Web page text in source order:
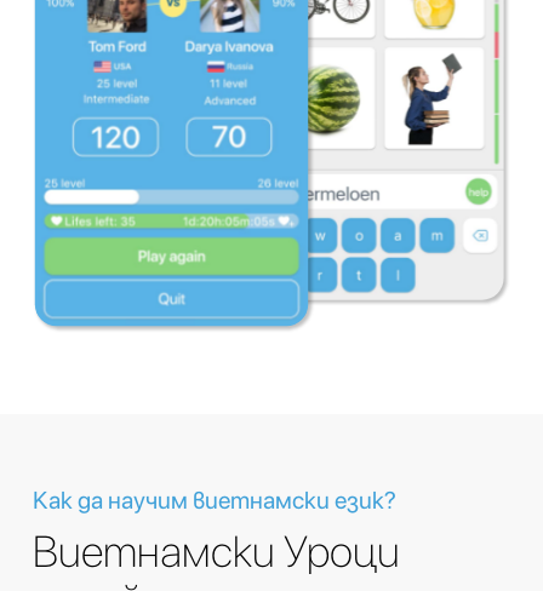
Как да научим виетнамски език?
Виетнамски Уроци